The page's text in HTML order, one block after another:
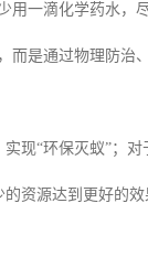
用一滴化学药水，
是通过物理防治
现“环保灭蚁”；
资源达到更好的